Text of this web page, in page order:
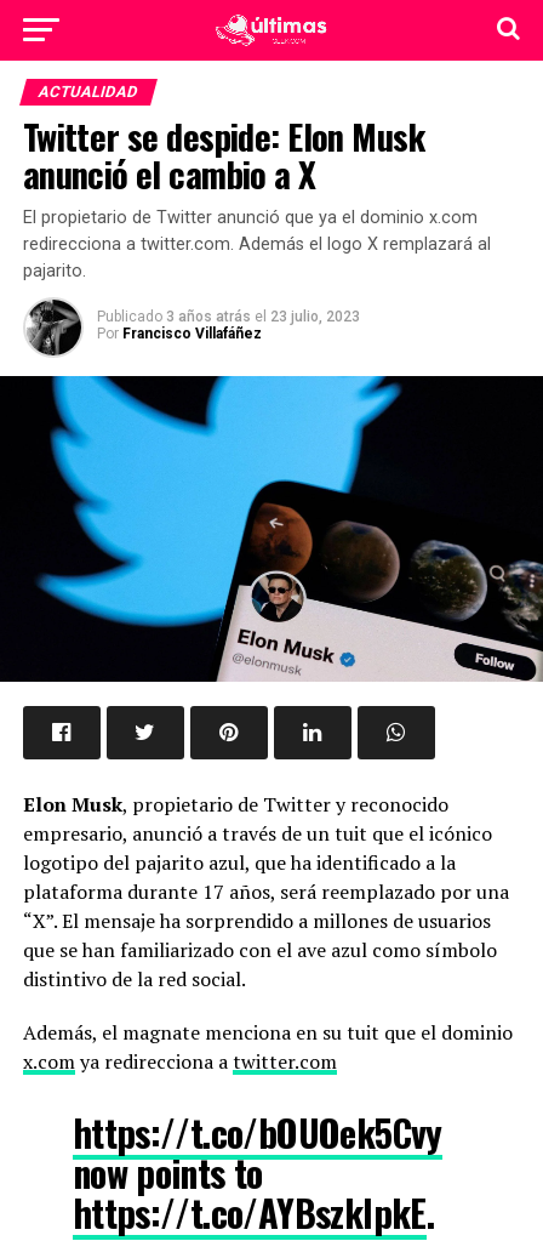
ACTUALIDAD
Twitter se despide: Elon Musk
anunció el cambio a X
El propietario de Twitter anunció que ya el dominio x.com
redirecciona a twitter.com. Además el logo X remplazará al
pajarito.
Publicado 3 años atrás el 23 julio, 2023
Por Francisco Villafáñez
Elon Musk, propietario de Twitter y reconocido
empresario, anunció a través de un tuit que el icónico
logotipo del pajarito azul, que ha identificado a la
plataforma durante 17 años, será reemplazado por una
“X”. El mensaje ha sorprendido a millones de usuarios
que se han familiarizado con el ave azul como símbolo
distintivo de la red social.
Además, el magnate menciona en su tuit que el dominio
x.comya redirecciona atwitter.com
https://t.co/bOUOek5Cvy
now points to
https://t.co/AYBszklpkE.